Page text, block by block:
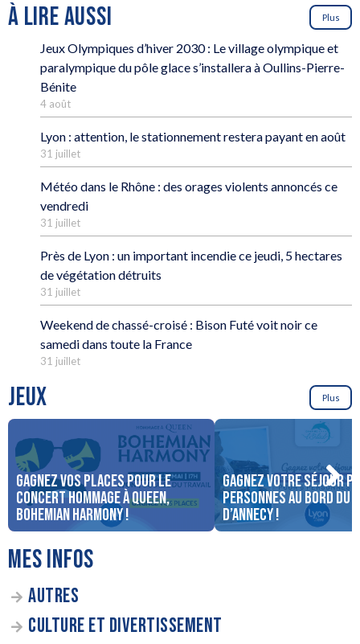
À LIRE AUSSI Plus
Jeux Olympiques d’hiver 2030 : Le village olympique et
paralympique du pôle glace s’installera à Oullins-Pierre-
Bénite
4 août
Lyon : attention, le stationnement restera payant en août
31 juillet
Météo dans le Rhône : des orages violents annoncés ce
vendredi
31 juillet
Près de Lyon : un important incendie ce jeudi, 5 hectares
de végétation détruits
31 juillet
Weekend de chassé-croisé : Bison Futé voit noir ce
samedi dans toute la France
31 juillet
JEUX Plus
Gagnez vos places pour le
concert Hommage à Queen,
Bohemian Harmony !
Gagnez votre séjour
personnes au bord du
d’Annecy !
MES INFOS
AUTRES
CULTURE ET DIVERTISSEMENT